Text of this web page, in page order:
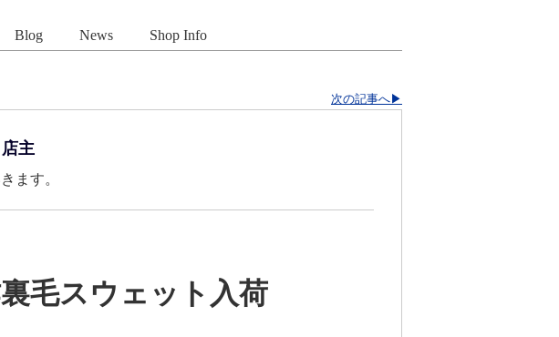
Blog News Shop Info
次の記事へ▶
主
ます。
毛スウェット入荷